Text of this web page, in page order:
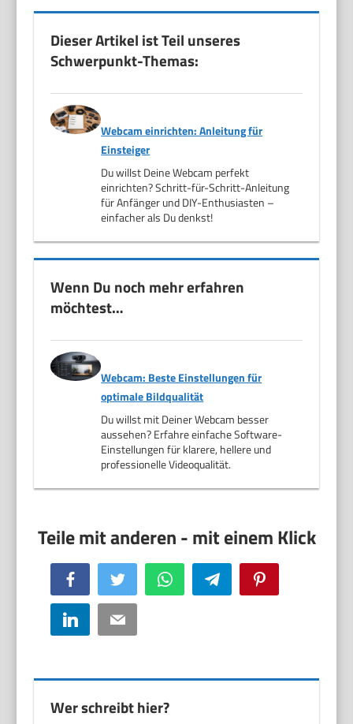
Dieser Artikel ist Teil unseres
Schwerpunkt-Themas:
Webcam einrichten: Anleitung für
Einsteiger
Du willst Deine Webcam perfekt
einrichten? Schritt-für-Schritt-Anleitung
für Anfänger und DIY-Enthusiasten –
einfacher als Du denkst!
Wenn Du noch mehr erfahren
möchtest…
Webcam: Beste Einstellungen für
optimale Bildqualität
Du willst mit Deiner Webcam besser
aussehen? Erfahre einfache Software-
Einstellungen für klarere, hellere und
professionelle Videoqualität.
Facebook Twitter WhatsApp Telegram
LinkedIn Email
Wer schreibt hier?